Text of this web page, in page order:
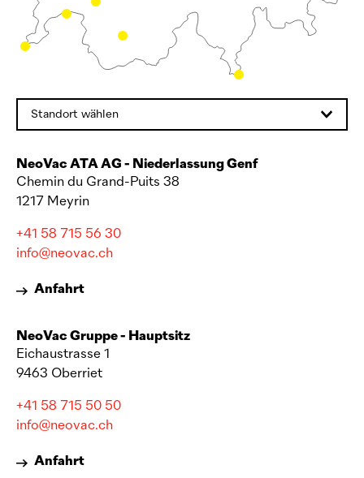
Standort wählen
NeoVacATA AG - Niederlassung Genf
Chemin du Grand-Puits 38
1217 Meyrin
+41 58 715 56 30
info@neovac.ch
Anfahrt
NeoVacGruppe - Hauptsitz
Eichaustrasse 1
9463 Oberriet
+41 58 715 50 50
info@neovac.ch
Anfahrt